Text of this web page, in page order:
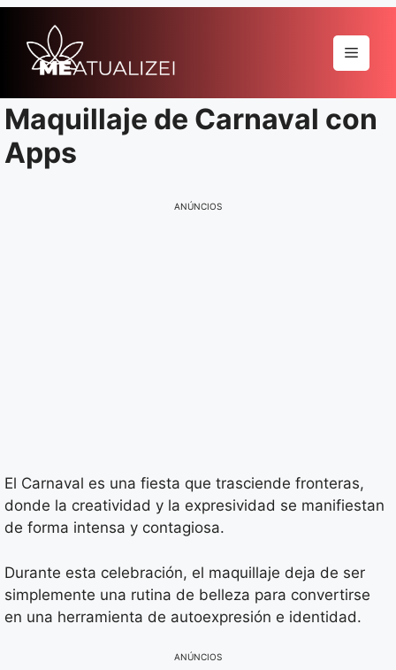
para
Menu
Maquillaje de Carnaval con
Apps
ANÚNCIOS
El Carnaval es una fiesta que trasciende fronteras,
donde la creatividad y la expresividad se manifiestan
de forma intensa y contagiosa.
Durante esta celebración, el maquillaje deja de ser
simplemente una rutina de belleza para convertirse
en una herramienta de autoexpresión e identidad.
ANÚNCIOS